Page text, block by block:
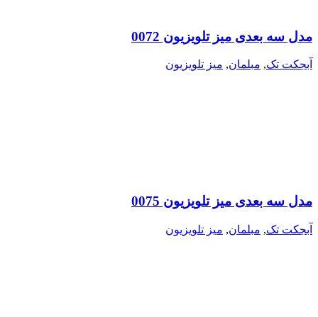
مدل سه بعدی میز تلویزیون 0072
آبجکت تک, مبلمان, میز تلویزیون
مدل سه بعدی میز تلویزیون 0075
آبجکت تک, مبلمان, میز تلویزیون